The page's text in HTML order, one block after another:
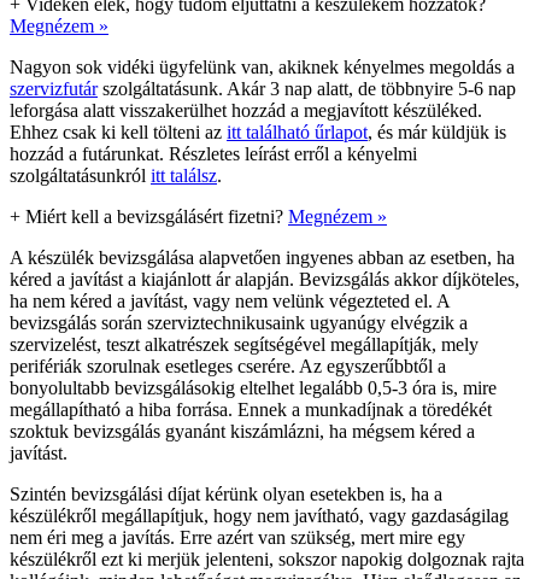
Megnézem »
Nagyon sok vidéki ügyfelünk van, akiknek kényelmes megoldás a
szervizfutárszolgáltatásunk. Akár 3 nap alatt, de többnyire 5-6 nap
leforgása alatt visszakerülhet hozzád a megjavított készüléked.
Ehhez csak ki kell tölteni az itt található űrlapot, és már küldjük is
hozzád a futárunkat. Részletes leírást erről a kényelmi
szolgáltatásunkról itt találsz.
+ Miért kell a bevizsgálásért fizetni? Megnézem »
A készülék bevizsgálása alapvetően ingyenes abban az esetben, ha
kéred a javítást a kiajánlott ár alapján. Bevizsgálás akkor díjköteles,
ha nem kéred a javítást, vagy nem velünk végezteted el. A
bevizsgálás során szerviztechnikusaink ugyanúgy elvégzik a
szervizelést, teszt alkatrészek segítségével megállapítják, mely
perifériák szorulnak esetleges cserére. Az egyszerűbbtől a
bonyolultabb bevizsgálásokig eltelhet legalább 0,5-3 óra is, mire
megállapítható a hiba forrása. Ennek a munkadíjnak a töredékét
szoktuk bevizsgálás gyanánt kiszámlázni, ha mégsem kéred a
javítást.
Szintén bevizsgálási díjat kérünk olyan esetekben is, ha a
készülékről megállapítjuk, hogy nem javítható, vagy gazdaságilag
nem éri meg a javítás. Erre azért van szükség, mert mire egy
készülékről ezt ki merjük jelenteni, sokszor napokig dolgoznak rajta